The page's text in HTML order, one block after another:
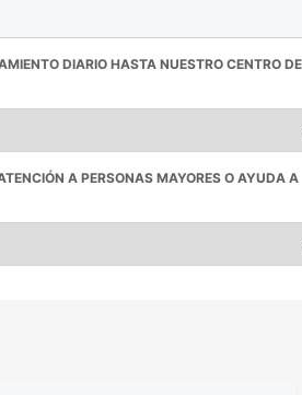
DIARIO HASTA NUESTRO CENTRO DE
A PERSONAS MAYORES O AYUDA A